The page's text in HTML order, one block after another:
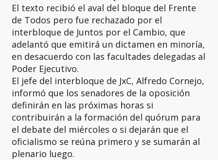
El texto recibió el aval del bloque del Frente
de Todos pero fue rechazado por el
interbloque de Juntos por el Cambio, que
adelantó que emitirá un dictamen en minoría,
en desacuerdo con las facultades delegadas al
Poder Ejecutivo.
El jefe del interbloque de JxC, Alfredo Cornejo,
informó que los senadores de la oposición
definirán en las próximas horas si
contribuirán a la formación del quórum para
el debate del miércoles o si dejarán que el
oficialismo se reúna primero y se sumarán al
plenario luego.